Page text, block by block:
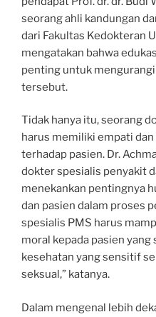
seorang ahli kandungan
dari Fakultas Kedokteran
mengatakan bahwa
penting untuk
tersebut.
Tidak hanya itu, seorang
harus memiliki empati
terhadap pasien. Dr.
dokter spesialis penyakit
menekankan pentingnya
dan pasien dalam proses
spesialis PMS harus
moral kepada pasien
kesehatan yang sensitif
seksual,” katanya.
Dalam mengenal lebih